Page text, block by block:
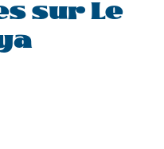
sur Le